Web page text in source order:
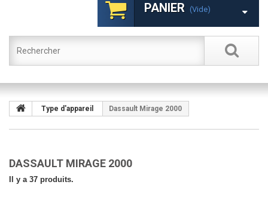
PANIER (vide)
Type d'appareil Dassault Mirage 2000
DASSAULT MIRAGE 2000
Il y a 37 produits.